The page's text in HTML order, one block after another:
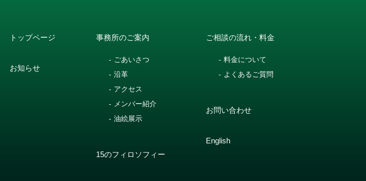
トップページ
お知らせ
事務所のご案内
ごあいさつ
沿革
アクセス
メンバー紹介
油絵展示
15のフィロソフィー
ご相談の流れ・料金
料金について
よくあるご質問
お問い合わせ
English